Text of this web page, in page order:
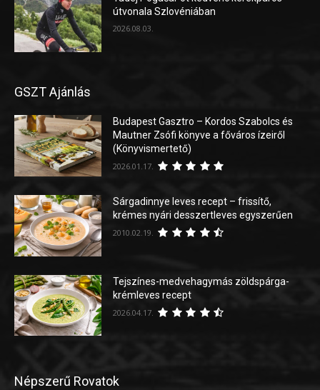
útvonala Szlovéniában
2026.08.03.
GSZT Ajánlás
Budapest Gasztro – Kordos Szabolcs és
Mautner Zsófi könyve a főváros ízeiről
(Könyvismertető)
2026.01.17.
Sárgadinnye leves recept – frissítő,
krémes nyári desszertleves egyszerűen
2010.02.19.
Tejszínes-medvehagymás zöldspárga-
krémleves recept
2026.04.17.
Népszerű Rovatok